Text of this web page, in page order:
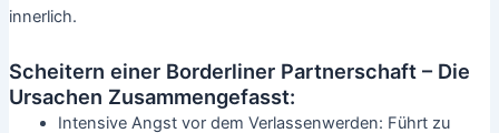
innerlich.
Scheitern einer Borderliner Partnerschaft – Die
Ursachen Zusammengefasst:
Intensive Angst vor dem Verlassenwerden: Führt zu